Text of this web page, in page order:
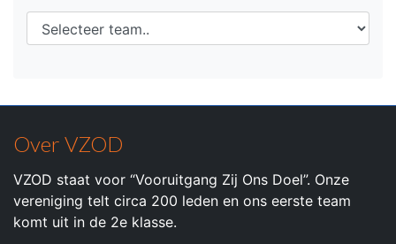
Over VZOD
VZOD staat voor “Vooruitgang Zij Ons Doel”. Onze
vereniging telt circa 200 leden en ons eerste team
komt uit in de 2e klasse.